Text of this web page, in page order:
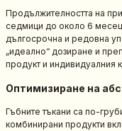
Продължителността на
седмици до около 6
дългосрочна и редовна
„идеално“ дозиране и
продукт и индивидуалния
Оптимизиране на
Гъбните тъкани са по-
комбинирани продукти